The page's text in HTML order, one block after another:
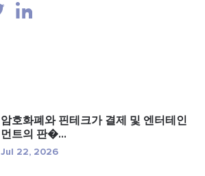
암호화폐와 핀테크가 결제 및 엔터테인
먼트의 판�...
Jul 22, 2026